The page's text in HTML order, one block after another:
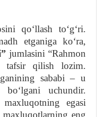
qoʻllash toʻgʻri.
etganiga koʻra,
jumlasini “Rahmon
tafsir qilish lozim.
sababi – u
boʻlgani uchundir.
egasi
eng